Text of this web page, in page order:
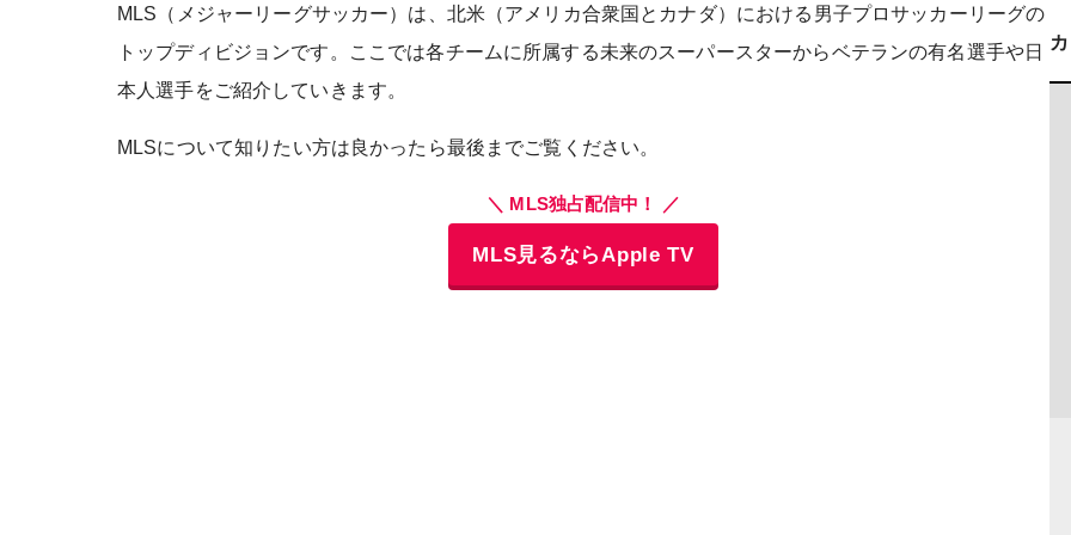
MLS（メジャーリーグサッカー）は、北米（アメリカ合衆国とカナダ）における男子プロサッカーリーグの
トップディビジョンです。ここでは各チームに所属する未来のスーパースターからベテランの有名選手や日
本人選手をご紹介していきます。
MLSについて知りたい方は良かったら最後までご覧ください。
＼ MLS独占配信中！ ／
MLS見るならApple TV